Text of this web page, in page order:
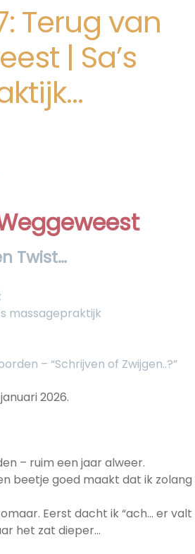
Terug van
| Sa’s
Twist…
massagepraktijk
– “Schrijven of Zwijgen..?”
2026.
– ruim een jaar alweer.
beetje goed maakt dat ik zolang
Eerst dacht ik “ach… er valt
het zat dieper…